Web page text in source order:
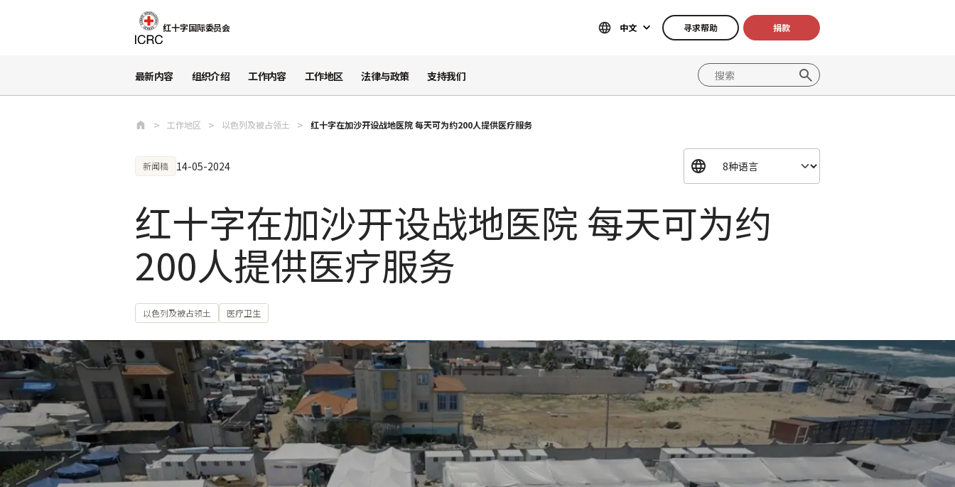
红十字国际委员会 中文 寻求帮助 捐款
最新内容 组织介绍 工作内容 工作地区 法律与政策 支持我们
工作地区 以色列及被占领土 红十字在加沙开设战地医院 每天可为约200人提供医疗服务
新闻稿 14-05-2024
红十字在加沙开设战地医院 每天可为约
200人提供医疗服务
以色列及被占领土 医疗卫生